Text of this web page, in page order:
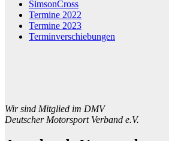
SimsonCross
Termine 2022
Termine 2023
Terminverschiebungen
Wir sind Mitglied im DMV
Deutscher Motorsport Verband e.V.